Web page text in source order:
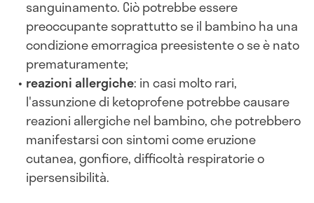
sanguinamento. Ciò potrebbe essere
preoccupante soprattutto se il bambino ha una
condizione emorragica preesistente o se è nato
prematuramente;
reazioni allergiche: in casi molto rari,
l'assunzione di ketoprofene potrebbe causare
reazioni allergiche nel bambino, che potrebbero
manifestarsi con sintomi come eruzione
cutanea, gonfiore, difficoltà respiratorie o
ipersensibilità.